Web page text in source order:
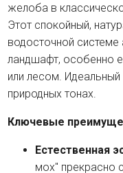
желоба в
Этот спокойный,
водосточной
ландшафт, особенно
или лесом.
природных тонах.
Ключевые
Естественная
мох" прекрасно